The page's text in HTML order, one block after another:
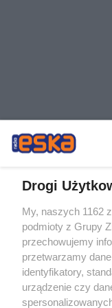
Żaden utwór
rozpowszechniany lub
tym także elektroniczny
eksploatacji w
bez pisemnej zgody
wykorzystanie utworów
bez właściwej zgody,
prawnie.
Drogi
My, naszych 1162
podmioty z Grupy
przechowujemy
przetwarzamy
identyfikatory,
urządzenie czy